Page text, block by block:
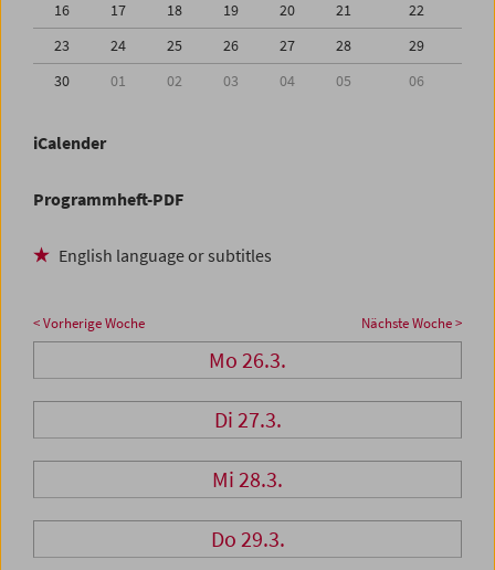
16
17 18 19 20 21
22
23
24 25 26 27 28
29
30
01 02 03 04 05 06
iCalender
Programmheft-PDF
English language or subtitles
< Vorherige Woche Nächste Woche >
Mo 26.3.
Di 27.3.
Mi 28.3.
Do 29.3.